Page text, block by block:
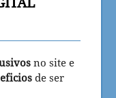
no site e
de ser